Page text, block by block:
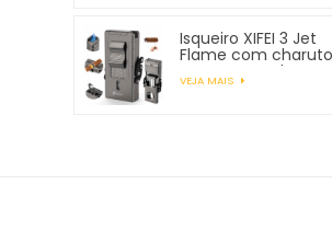
Isqueiro XIFEI 3 Jet
Flame com charuto
Vcutter Punch
Draw Enhancer
VEJA MAIS